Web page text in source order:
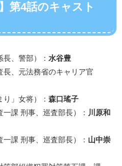
第4話のキャスト
、警部）： 水谷豊
、元法務省のキャリア官
」女将）： 森口瑤子
課 刑事、巡査部長）： 川原和
課 刑事、巡査部長）： 山中崇